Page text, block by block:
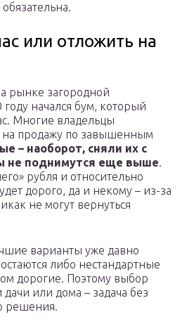
обязательна.
или отложить на
рынке загородной
начался бум, который
Многие владельцы
на продажу по завышенным
– наоборот, сняли их с
не поднимутся еще выше.
рубля и относительно
дорого, да и некому – из-за
не могут вернуться
варианты уже давно
либо нестандартные
дорогие. Поэтому выбор
или дома – задача без
решения.